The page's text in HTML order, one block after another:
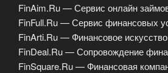
FinAim.Ru — Сервис онлайн
FinFull.Ru — Сервис финансовых
FinArti.Ru — Финансовое искусство
FinDeal.Ru — Сопровождение
FinSquare.Ru — Финансовая